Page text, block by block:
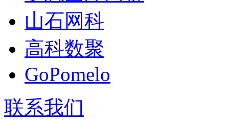
山石网科
高科数聚
GoPomelo
联系我们